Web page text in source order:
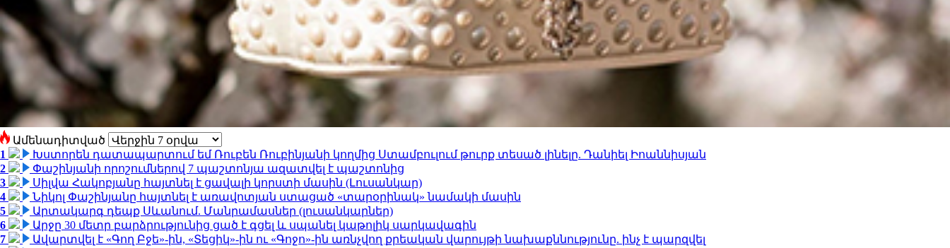
Ամենադիտված
1
Խստորեն դատապարտում եմ Ռուբեն Ռուբինյանի կողմից Ստամբուլում թուրք տեսած լինելը. Դանիել Իոաննիսյան
2
Փաշինյանի որոշումներով 7 պաշտոնյա ազատվել է պաշտոնից
3
Սիլվա Հակոբյանը հայտնել է ցավալի կորստի մասին (Լուսանկար)
4
Նիկոլ Փաշինյանը հայտնել է առավոտյան ստացած «տարօրինակ» նամակի մասին
5
Արտակարգ դեպք Սևանում. Մանրամասներ (լուսանկարներ)
6
Արջը 30 մետր բարձրությունից ցած է գցել և սպանել կաթոլիկ սարկավագին
7
Ավարտվել է «Գող Բջե»-ին, «Տեցիկ»-ին ու «Գոջո»-ին առնչվող քրեական վարույթի նախաքննությունը. ինչ է պարզվել